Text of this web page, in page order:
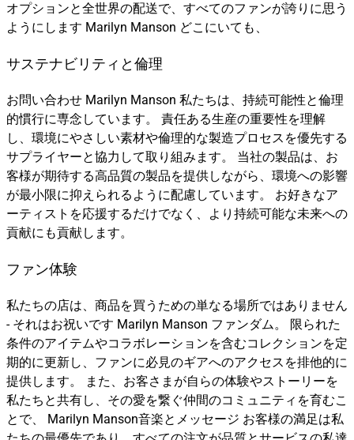
オプションと全世界の配送で、すべてのファンが誇りに思う
ようにします Marilyn Manson どこにいても、
サステナビリティと倫理
お問い合わせ Marilyn Manson 私たちは、持続可能性と倫理
的慣行に専念しています。 責任ある生産の重要性を理解
し、環境にやさしい素材や倫理的な製造プロセスを優先する
サプライヤーと協力して取り組みます。 当社の製品は、お
客様が期待する高品質の製品を提供しながら、環境への影響
が最小限に抑えられるように配慮しています。 お好きなア
ーティストを応援するだけでなく、より持続可能な未来への
貢献にも貢献します。
ファン体験
私たちの店は、商品を買うための単なる場所ではありません
- それはお祝いです Marilyn Manson ファンダム。 限られた
条件のアイテムやコラボレーションを含むコレクションを定
期的に更新し、ファンに必見のギアへのアクセスを排他的に
提供します。 また、お客さまが自らの体験やストーリーを
私たちと共有し、その愛を繋ぐ仲間のコミュニティを育むこ
とで、 Marilyn Manson音楽とメッセージ お客様の満足は私